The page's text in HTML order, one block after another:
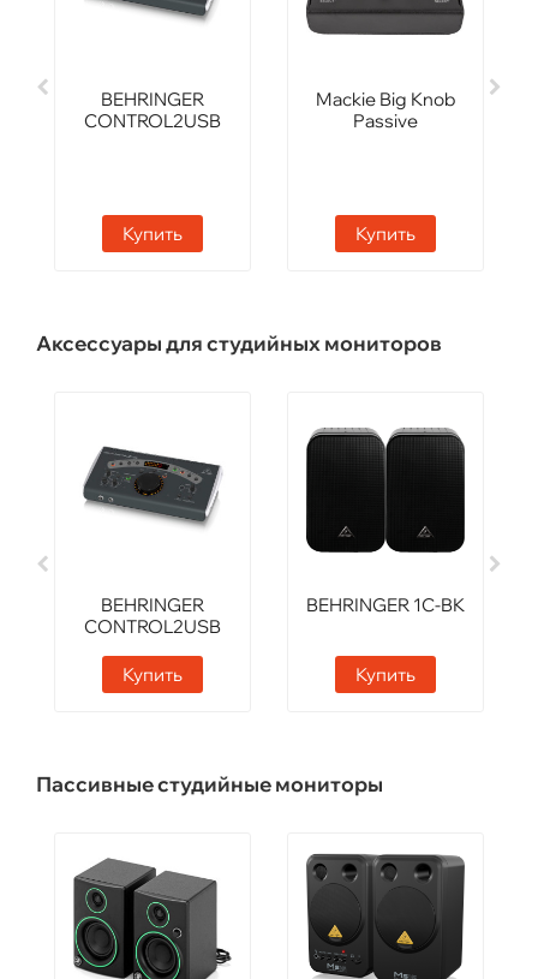
BEHRINGER
CONTROL2USB
Купить
Mackie Big Knob
Passive
Купить
Аксессуары для студийных мониторов
BEHRINGER
CONTROL2USB
Купить
BEHRINGER 1C-BK
Купить
Пассивные студийные мониторы